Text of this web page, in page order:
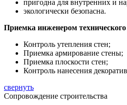
пригодна для внутренних и
экологически безопасна.
Приемка инженером технического
Контроль утепления стен;
Приемка армирование стены;
Приемка плоскости стен;
Контроль нанесения
свернуть
Сопровождение строительства